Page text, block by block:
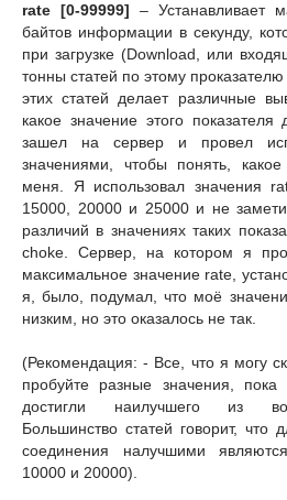
rate [0-99999] – Устанавливает
байтов информации в секунду,
при загрузке (Download, или
тонны статей по этому
этих статей делает различные
какое значение этого
зашел на сервер и провел
значениями, чтобы понять,
меня. Я использовал значения
15000, 20000 и 25000 и не
различий в значениях таких
choke. Сервер, на котором я
максимальное значение rate,
я, было, подумал, что моё
низким, но это оказалось не так.
(Рекомендация: - Все, что я могу
пробуйте разные значения,
достигли наилучшего из
Большинство статей говорит, что
соединения налучшими
10000 и 20000).